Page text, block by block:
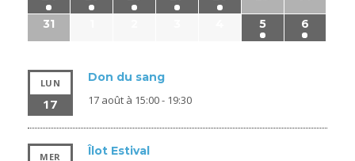
31
5 6
LUN
17
Don du sang
17 août à 15:00- 19:30
MER
Îlot Estival